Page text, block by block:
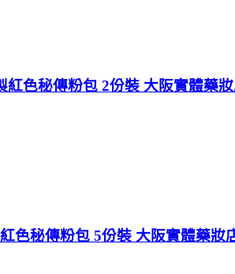
紅色秘傳粉包 2份裝 大阪實體藥
色秘傳粉包 5份裝 大阪實體藥妝